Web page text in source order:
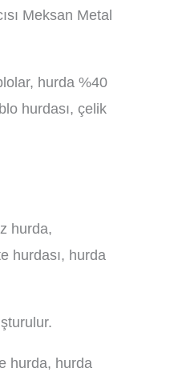
Meksan Metal
hurda %40
hurdası, çelik
hurda,
hurdası, hurda
hurda, hurda